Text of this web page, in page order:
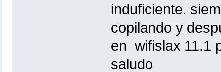
induficiente.
copilando y
en wifislax 11.1
saludo